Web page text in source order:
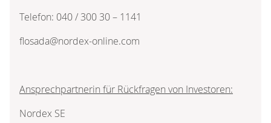
Telefon: 040 / 300 30 – 1141
flosada@nordex-online.com
Ansprechpartnerin für Rückfragen von Investoren:
Nordex SE